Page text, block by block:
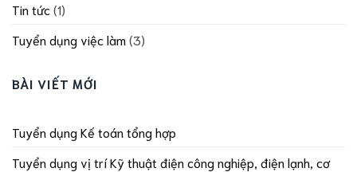
Tin tức (1)
Tuyển dụng việc làm(3)
BÀI VIẾT MỚI
Tuyển dụng Kế toán tổng hợp
Tuyển dụng vị trí Kỹ thuật điện công nghiệp, điện lạnh, cơ